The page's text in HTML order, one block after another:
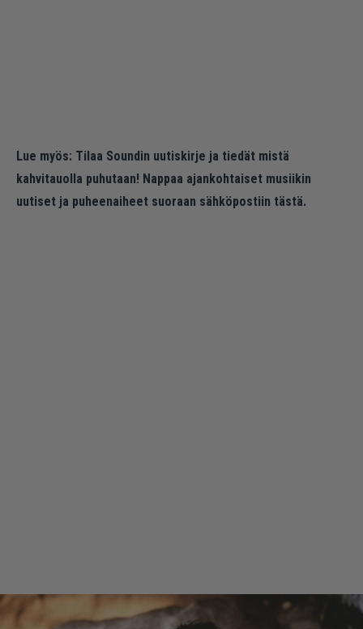
Lue myös: Tilaa Soundin uutiskirje ja tiedät mistä
kahvitauolla puhutaan! Nappaa ajankohtaiset musiikin
uutiset ja puheenaiheet suoraan sähköpostiin tästä.